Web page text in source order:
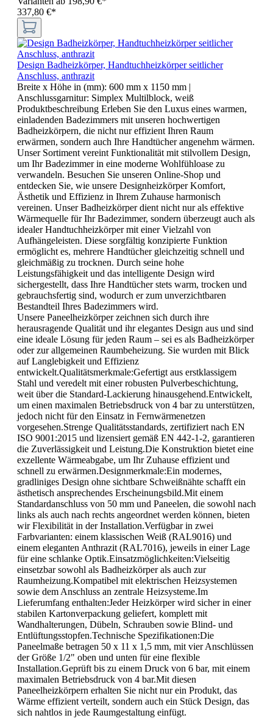
337,80 €*
Design Badheizkörper, Handtuchheizkörper seitlicher
Anschluss, anthrazit
Breite x Höhe in (mm): 600 mm x 1150 mm |
Anschlussgarnitur: Simplex Multilblock, weiß
Produktbeschreibung Erleben Sie den Luxus eines warmen,
einladenden Badezimmers mit unseren hochwertigen
Badheizkörpern, die nicht nur effizient Ihren Raum
erwärmen, sondern auch Ihre Handtücher angenehm wärmen.
Unser Sortiment vereint Funktionalität mit stilvollem Design,
um Ihr Badezimmer in eine moderne Wohlfühloase zu
verwandeln. Besuchen Sie unseren Online-Shop und
entdecken Sie, wie unsere Designheizkörper Komfort,
Ästhetik und Effizienz in Ihrem Zuhause harmonisch
vereinen. Unser Badheizkörper dient nicht nur als effektive
Wärmequelle für Ihr Badezimmer, sondern überzeugt auch als
idealer Handtuchheizkörper mit einer Vielzahl von
Aufhängeleisten. Diese sorgfältig konzipierte Funktion
ermöglicht es, mehrere Handtücher gleichzeitig schnell und
gleichmäßig zu trocknen. Durch seine hohe
Leistungsfähigkeit und das intelligente Design wird
sichergestellt, dass Ihre Handtücher stets warm, trocken und
gebrauchsfertig sind, wodurch er zum unverzichtbaren
Bestandteil Ihres Badezimmers wird.
Unsere Paneelheizkörper zeichnen sich durch ihre
herausragende Qualität und ihr elegantes Design aus und sind
eine ideale Lösung für jeden Raum – sei es als Badheizkörper
oder zur allgemeinen Raumbeheizung. Sie wurden mit Blick
auf Langlebigkeit und Effizienz
entwickelt.Qualitätsmerkmale:Gefertigt aus erstklassigem
Stahl und veredelt mit einer robusten Pulverbeschichtung,
weit über die Standard-Lackierung hinausgehend.Entwickelt,
um einen maximalen Betriebsdruck von 4 bar zu unterstützen,
jedoch nicht für den Einsatz in Fernwärmenetzen
vorgesehen.Strenge Qualitätsstandards, zertifiziert nach EN
ISO 9001:2015 und lizensiert gemäß EN 442-1-2, garantieren
die Zuverlässigkeit und Leistung.Die Konstruktion bietet eine
exzellente Wärmeabgabe, um Ihr Zuhause effizient und
schnell zu erwärmen.Designmerkmale:Ein modernes,
gradliniges Design ohne sichtbare Schweißnähte schafft ein
ästhetisch ansprechendes Erscheinungsbild.Mit einem
Standardanschluss von 50 mm und Paneelen, die sowohl nach
links als auch nach rechts angeordnet werden können, bieten
wir Flexibilität in der Installation.Verfügbar in zwei
Farbvarianten: einem klassischen Weiß (RAL9016) und
einem eleganten Anthrazit (RAL7016), jeweils in einer Lage
für eine schlanke Optik.Einsatzmöglichkeiten:Vielseitig
einsetzbar sowohl als Badheizkörper als auch zur
Raumheizung.Kompatibel mit elektrischen Heizsystemen
sowie dem Anschluss an zentrale Heizsysteme.Im
Lieferumfang enthalten:Jeder Heizkörper wird sicher in einer
stabilen Kartonverpackung geliefert, komplett mit
Wandhalterungen, Dübeln, Schrauben sowie Blind- und
Entlüftungsstopfen.Technische Spezifikationen:Die
Paneelmaße betragen 50 x 11 x 1,5 mm, mit vier Anschlüssen
der Größe 1/2" oben und unten für eine flexible
Installation.Geprüft bis zu einem Druck von 6 bar, mit einem
maximalen Betriebsdruck von 4 bar.Mit diesen
Paneelheizkörpern erhalten Sie nicht nur ein Produkt, das
Wärme effizient verteilt, sondern auch ein Stück Design, das
sich nahtlos in jede Raumgestaltung einfügt.